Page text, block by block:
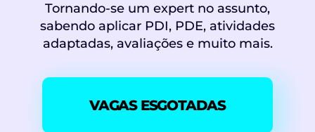
Tornando-se um expert no assunto,
sabendo aplicar PDI, PDE, atividades
adaptadas, avaliações e muito mais.
VAGAS ESGOTADAS